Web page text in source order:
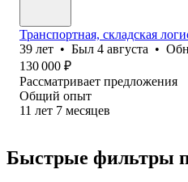
Транспортная, складская
39 лет • Был 4 августа •
130 000 ₽
Рассматривает предложения
Общий опыт
11 лет 7 месяцев
Быстрые фильтры